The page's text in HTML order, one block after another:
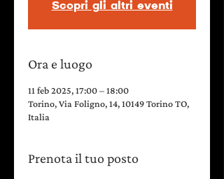
Scopri gli altri eventi
Ora e luogo
11 feb 2025, 17:00 – 18:00
Torino, Via Foligno, 14, 10149 Torino TO,
Italia
Prenota il tuo posto